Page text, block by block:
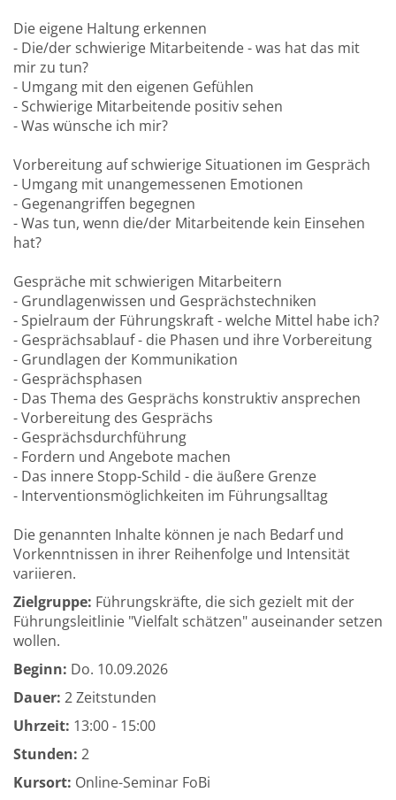
Die eigene Haltung erkennen
- Die/der schwierige Mitarbeitende - was hat das mit
mir zu tun?
- Umgang mit den eigenen Gefühlen
- Schwierige Mitarbeitende positiv sehen
- Was wünsche ich mir?
Vorbereitung auf schwierige Situationen im Gespräch
- Umgang mit unangemessenen Emotionen
- Gegenangriffen begegnen
- Was tun, wenn die/der Mitarbeitende kein Einsehen
hat?
Gespräche mit schwierigen Mitarbeitern
- Grundlagenwissen und Gesprächstechniken
- Spielraum der Führungskraft - welche Mittel habe ich?
- Gesprächsablauf - die Phasen und ihre Vorbereitung
- Grundlagen der Kommunikation
- Gesprächsphasen
- Das Thema des Gesprächs konstruktiv ansprechen
- Vorbereitung des Gesprächs
- Gesprächsdurchführung
- Fordern und Angebote machen
- Das innere Stopp-Schild - die äußere Grenze
- Interventionsmöglichkeiten im Führungsalltag
Die genannten Inhalte können je nach Bedarf und
Vorkenntnissen in ihrer Reihenfolge und Intensität
variieren.
Zielgruppe: Führungskräfte, die sich gezielt mit der
Führungsleitlinie "Vielfalt schätzen" auseinander setzen
wollen.
Beginn: Do. 10.09.2026
Dauer: 2 Zeitstunden
Uhrzeit: 13:00 - 15:00
Stunden: 2
Kursort: Online-Seminar FoBi